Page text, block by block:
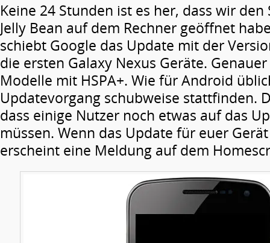
Keine 24 Stunden ist es her, dass wir den
Jelly Bean auf dem Rechner geöffnet
schiebt Google das Update mit der
die ersten Galaxy Nexus Geräte.
Modelle mit HSPA+. Wie für Android
Updatevorgang schubweise stattfinden.
dass einige Nutzer noch etwas auf das
müssen. Wenn das Update für euer
erscheint eine Meldung auf dem